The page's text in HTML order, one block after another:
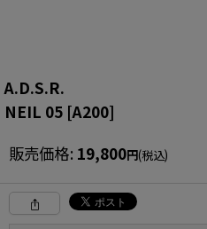
A.D.S.R.
NEIL 05 [A200]
販売価格: 19,800円(税込)